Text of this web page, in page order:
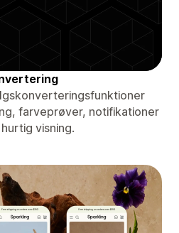
farveprøver, notifikationer
visning.